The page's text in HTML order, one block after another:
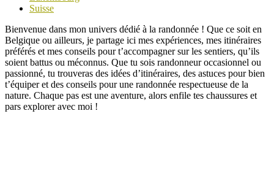
Suisse
Bienvenue dans mon univers dédié à la randonnée ! Que ce soit en
Belgique ou ailleurs, je partage ici mes expériences, mes itinéraires
préférés et mes conseils pour t’accompagner sur les sentiers, qu’ils
soient battus ou méconnus. Que tu sois randonneur occasionnel ou
passionné, tu trouveras des idées d’itinéraires, des astuces pour bien
t’équiper et des conseils pour une randonnée respectueuse de la
nature. Chaque pas est une aventure, alors enfile tes chaussures et
pars explorer avec moi !